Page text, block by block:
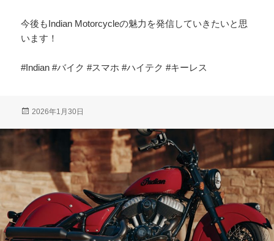
今後もIndian Motorcycleの魅力を発信していきたいと思
います！
#Indian #バイク #スマホ #ハイテク #キーレス
投
2026年1月30日